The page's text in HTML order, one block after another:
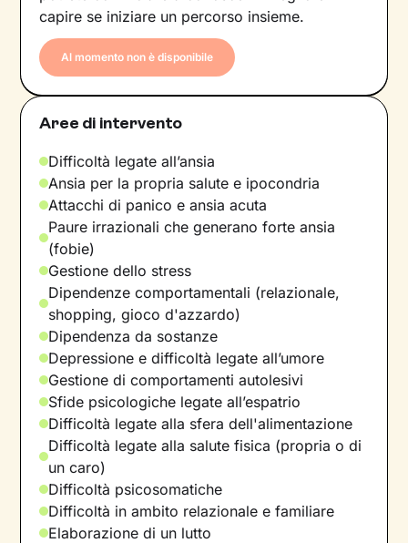
capire se iniziare un percorso insieme.
Al momento non è disponibile
Aree di intervento
Difficoltà legate all’ansia
Ansia per la propria salute e ipocondria
Attacchi di panico e ansia acuta
Paure irrazionali che generano forte ansia
(fobie)
Gestione dello stress
Dipendenze comportamentali (relazionale,
shopping, gioco d'azzardo)
Dipendenza da sostanze
Depressione e difficoltà legate all’umore
Gestione di comportamenti autolesivi
Sfide psicologiche legate all’espatrio
Difficoltà legate alla sfera dell'alimentazione
Difficoltà legate alla salute fisica (propria o di
un caro)
Difficoltà psicosomatiche
Difficoltà in ambito relazionale e familiare
Elaborazione di un lutto